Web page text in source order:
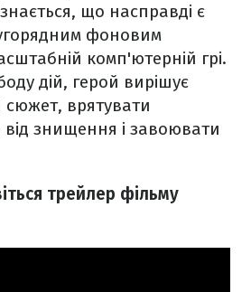
що насправді є
фоновим
комп'ютерній грі.
дій, герой вирішує
сюжет, врятувати
від знищення і завоювати
трейлер фільму